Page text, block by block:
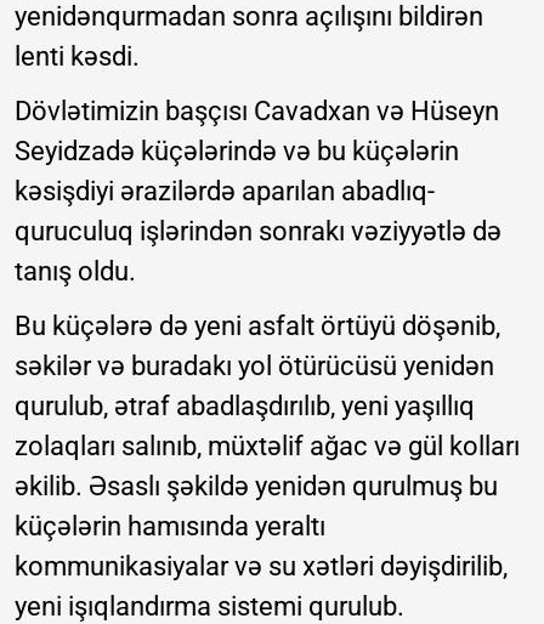
yenidənqurmadan sonra açılışını bildirən
lenti kəsdi.
Dövlətimizin başçısı Cavadxan və Hüseyn
Seyidzadə küçələrində və bu küçələrin
kəsişdiyi ərazilərdə aparılan abadlıq-
quruculuq işlərindən sonrakı vəziyyətlə də
tanış oldu.
Bu küçələrə də yeni asfalt örtüyü döşənib,
səkilər və buradakı yol ötürücüsü yenidən
qurulub, ətraf abadlaşdırılıb, yeni yaşıllıq
zolaqları salınıb, müxtəlif ağac və gül kolları
əkilib. Əsaslı şəkildə yenidən qurulmuş bu
küçələrin hamısında yeraltı
kommunikasiyalar və su xətləri dəyişdirilib,
yeni işıqlandırma sistemi qurulub.